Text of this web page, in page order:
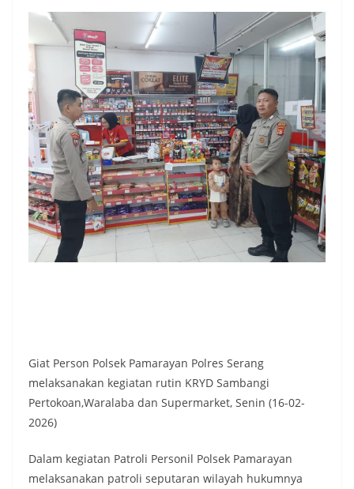
Giat Person Polsek Pamarayan Polres Serang
melaksanakan kegiatan rutin KRYD Sambangi
Pertokoan,Waralaba dan Supermarket, Senin (16-02-
2026)
Dalam kegiatan Patroli Personil Polsek Pamarayan
melaksanakan patroli seputaran wilayah hukumnya